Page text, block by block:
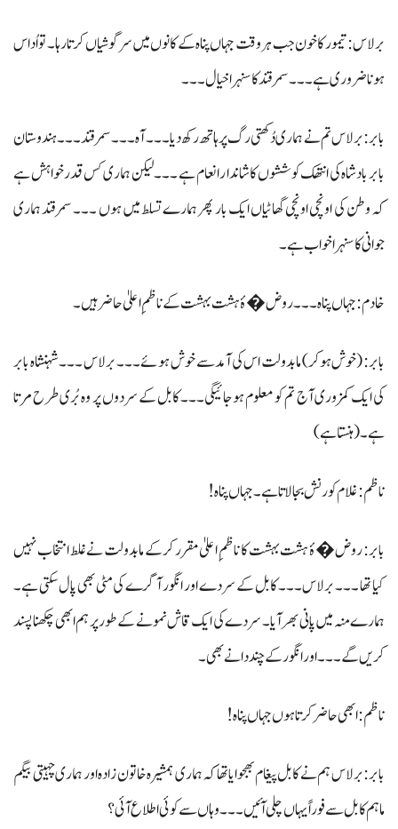
برلاس: تیمور کا خون جب ہر وقت جہاں پناہ کے کانوں میں سرگوشیاں کرتا رہا۔ تو اُداس
ہونا ضروری ہے ۔۔۔ سمرقند کا سنہرا خیال ۔۔۔
بابر : برلاس تم نے ہماری دُکھتی رگ پر ہاتھ رکھ دیا ۔۔۔ آہ ۔۔۔ سمرقند ۔۔۔ ہندوستان
بابر بادشاہ کی انتھک کوششوں کا شاندا ر انعام ہے ۔۔۔ لیکن ہماری کس قدر خواہش ہے
کہ وطن کی اونچی اونچی گھاٹیاں ایک بار پھر ہمارے تسلط میں ہوں ۔۔۔ سمرقند ہماری
جوانی کا سنہرا خواب ہے۔
خادم: جہاں پناہ ۔۔۔ روض�ۂ ہشت بہشت کے ناظمِ اعلیٰ حاضر ہیں۔
بابر: (خوش ہوکر) مابدولت اس کی آمد سے خوش ہوئے ۔۔۔ برلاس ۔۔۔ شہنشاہ بابر
کی ایک کمزوری آج تم کو معلوم ہوجائیگی۔۔۔ کابل کے سردوں پر وہ بُری طرح مرتا
ہے۔ (ہنستا ہے)
ناظم: غلام کورنش بجا لاتا ہے ۔ جہاں پناہ !
بابر: روض�ۂ ہشت بہشت کا ناظمِ اعلیٰ مقرر کرکے مابدولت نے غلط انتخاب نہیں
کیا تھا ۔۔۔ برلاس ۔۔۔ کابل کے سردے اور انگور آگرے کی مٹی بھی پال سکتی ہے۔
ہمارے منہ میں پانی بھر آیا ۔ سردے کی ایک قاش نمونے کے طور پر ہم ابھی چکھنا پسند
کریں گے۔۔۔ اور انگور کے چند دانے بھی۔
ناظم: ابھی حاضر کرتا ہوں جہاں پناہ !
بابر: برلاس ہم نے کابل پیغام بھجوایا تھا کہ ہماری ہمشیرہ خاتون زادہ اور ہماری چہیتی بیگم
ماہم کابل سے فوراً یہاں چلی آئیں۔۔۔ وہاں سے کوئی اطلاع آئی ؟